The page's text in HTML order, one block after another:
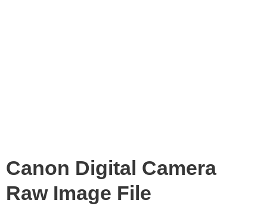
Canon Digital Camera
Raw Image File